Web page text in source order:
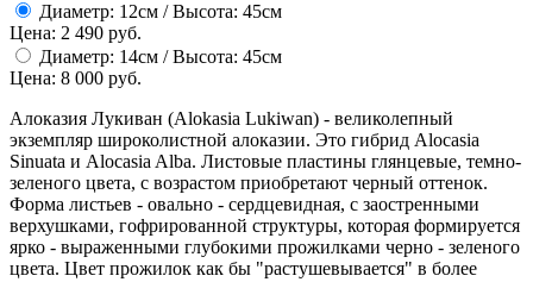
Диаметр: 12см / Высота: 45см
Цена: 2 490 руб.
Диаметр: 14см / Высота: 45см
Цена: 8 000 руб.
Алоказия Лукиван (Alokasia Lukiwan) - великолепный
экземпляр широколистной алоказии. Это гибрид Alocasia
Sinuata и Alocasia Alba. Листовые пластины глянцевые, темно-
зеленого цвета, с возрастом приобретают черный оттенок.
Форма листьев - овально - сердцевидная, с заостренными
верхушками, гофрированной структуры, которая формируется
ярко - выраженными глубокими прожилками черно - зеленого
цвета. Цвет прожилок как бы "растушевывается" в более